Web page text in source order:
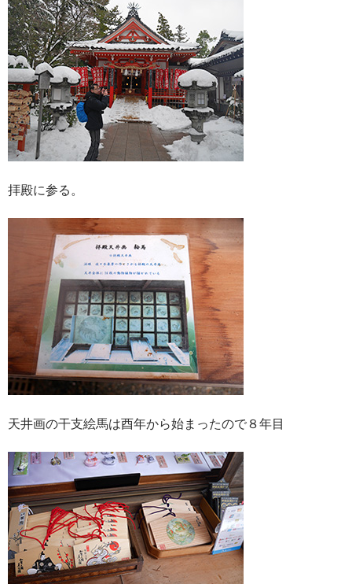
拝殿に参る。
天井画の干支絵馬は酉年から始まったので８年目